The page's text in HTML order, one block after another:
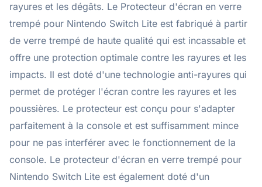
rayures et les dégâts. Le Protecteur d'écran en verre
trempé pour Nintendo Switch Lite est fabriqué à partir
de verre trempé de haute qualité qui est incassable et
offre une protection optimale contre les rayures et les
impacts. Il est doté d'une technologie anti-rayures qui
permet de protéger l'écran contre les rayures et les
poussières. Le protecteur est conçu pour s'adapter
parfaitement à la console et est suffisamment mince
pour ne pas interférer avec le fonctionnement de la
console. Le protecteur d'écran en verre trempé pour
Nintendo Switch Lite est également doté d'un